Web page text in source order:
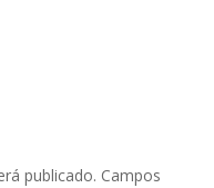
publicado. Campos